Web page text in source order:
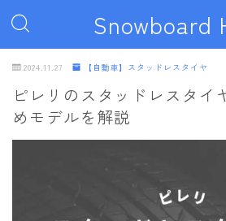
Snowboard
MENU
ボード
011artistic
2024.11.27 【自動車】スタッドレスタイヤ
ピレリのスタッドレスタイ
めモデルを解説